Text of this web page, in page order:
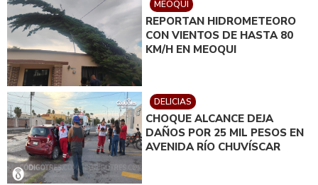
MEOQUI
REPORTAN HIDROMETEORO
CON VIENTOS DE HASTA 80
KM/H EN MEOQUI
DELICIAS
CHOQUE ALCANCE DEJA
DAÑOS POR 25 MIL PESOS EN
AVENIDA RÍO CHUVÍSCAR